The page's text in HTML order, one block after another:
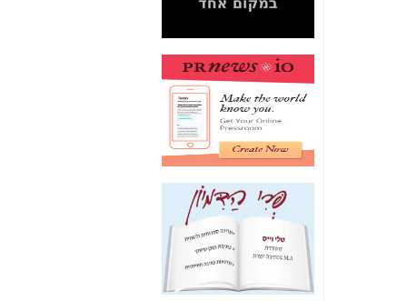
עובדות ומסמכים
האם ביבי כשר
תקשורת עזר לקב'
בזק? -כאן
מה מקור ה-Fake
News שהביא לתפירת
תיק לביבי והעלמת
החשודים הנכונים -כאן
אחת הרגליים של "תיק
4000 התפור"
התמוטטה היום
בניצחון (כפול) של בזק
כאן
איך כתבות מפנקות